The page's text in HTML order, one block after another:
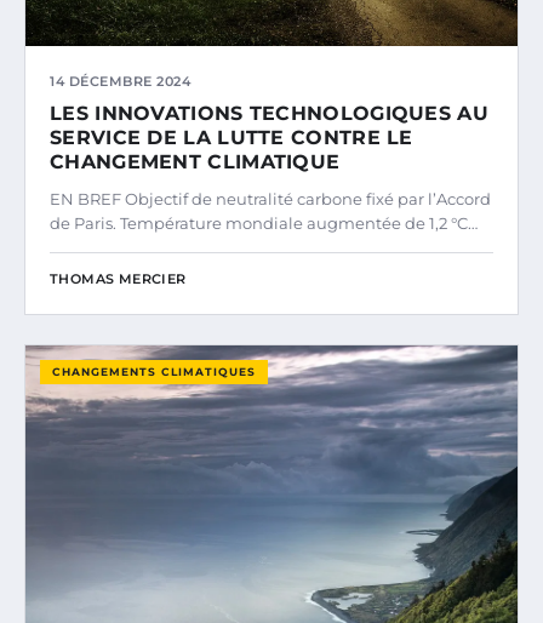
14 DÉCEMBRE 2024
LES INNOVATIONS TECHNOLOGIQUES AU
SERVICE DE LA LUTTE CONTRE LE
CHANGEMENT CLIMATIQUE
EN BREF Objectif de neutralité carbone fixé par l’Accord
de Paris. Température mondiale augmentée de 1,2 °C…
THOMAS MERCIER
CHANGEMENTS CLIMATIQUES